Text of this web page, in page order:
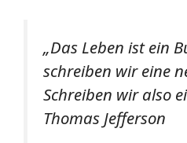
„Das Leben ist ein
schreiben wir eine
Schreiben wir also
Thomas Jefferson